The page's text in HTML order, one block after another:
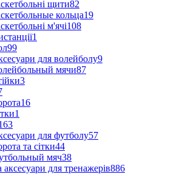
щити82
кольца19
м'ячі108
1
99
для волейболу9
мячи87
3
16
1
для футболу57
та сітки44
мяч38
для тренажерів886